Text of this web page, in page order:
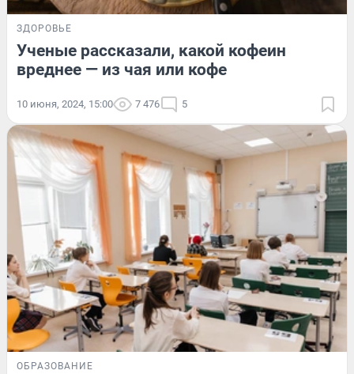
ЗДОРОВЬЕ
Ученые рассказали, какой кофеин
вреднее — из чая или кофе
10 июня, 2024, 15:00 7 476 5
ОБРАЗОВАНИЕ